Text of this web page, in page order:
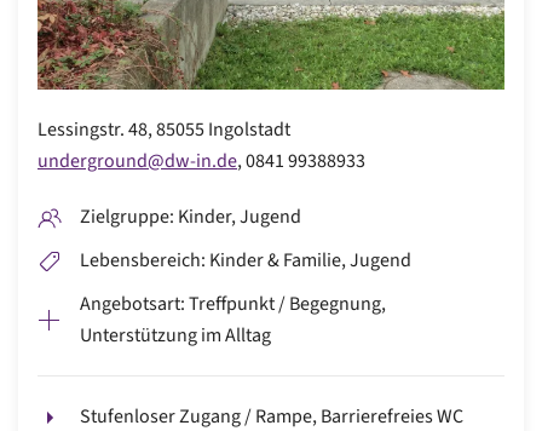
Lessingstr. 48,85055 Ingolstadt
underground@dw-in.de,0841 99388933
Zielgruppe: Kinder, Jugend
Lebensbereich: Kinder & Familie, Jugend
Angebotsart: Treffpunkt / Begegnung,
Unterstützung im Alltag
Stufenloser Zugang / Rampe, Barrierefreies WC